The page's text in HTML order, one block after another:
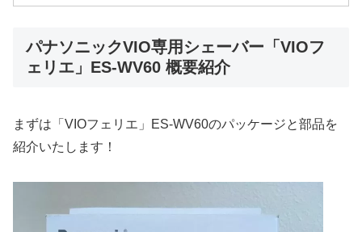
パナソニックVIO専用シェーバー「VIOフ
ェリエ」ES-WV60 概要紹介
まずは「VIOフェリエ」ES-WV60のパッケージと部品を
紹介いたします！